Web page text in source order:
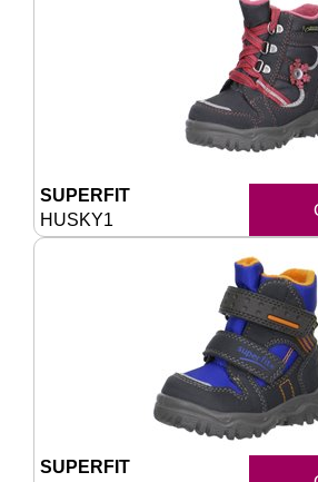
SUPERFIT
HUSKY1
SUPERFIT